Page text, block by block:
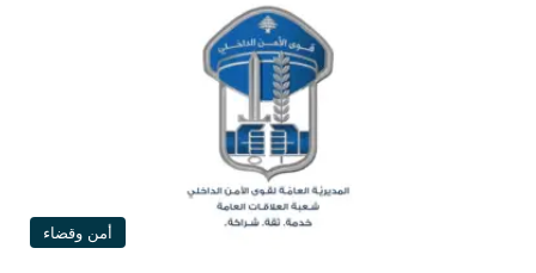
أمن وقضاء